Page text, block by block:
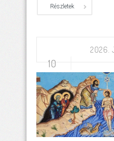
Részletek
2026.
10